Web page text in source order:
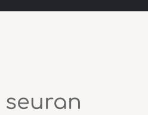
seuran